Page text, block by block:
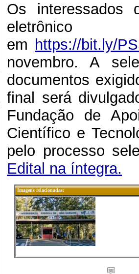
Os interessados
em https://bit.ly/
novembro. A
documentos
final será
Fundação de
Científico e
pelo processo
Edital na íntegra.
Imagens relacionadas: